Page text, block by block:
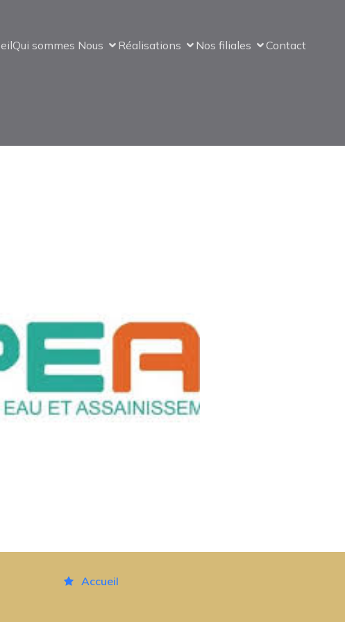
Qui sommes Nous Réalisations Nos filiales Contact
Accueil